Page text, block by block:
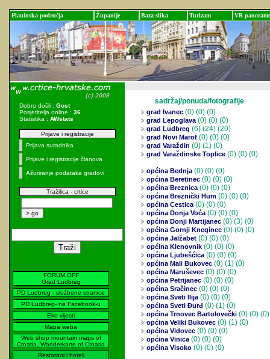
Planinska područja Županije Baza slika Turizam VR panorame
Dobro došli : Gost
Posjetitelja online : 36
Statistika : AWstats
Prijave i registracije
Prijava suradnika
Prijave i registracije članova
Ažuriranje podataka gradovi
Tražilica - crtice
FORUM OFF
Grad Ludbreg
PD Ludbreg - službene stranice
PD Ludbreg- na Facebook-u
Eko vijesti
Mapa weba
Web shop mountain maps of
Croatia, Wanderkarte of Croatia
Restorani i hoteli
sadržaj/ponuda/fotografije
grad Ivanec (0) (0) (0)
grad Lepoglava(0) (0) (0)
grad Ludbreg (6) (24) (20)
grad Novi Marof (0) (0) (0)
grad Varaždin (0) (1) (0)
grad Varaždinske Toplice (0) (0) (0)
općina Bednja(0) (0) (0)
općina Beretinec (0) (0) (0)
općina Breznica(0) (0) (0)
općina Breznički Hum (0) (0) (0)
općina Cestica(0) (0) (0)
općina Donja Voća(0) (0) (0)
općina Donji Martijanec (0) (3) (0)
općina Gornji Kneginec (0) (0) (0)
općina Jalžabet (0) (0) (0)
općina Klenovnik (0) (0) (0)
općina Ljubešćica(0) (0) (0)
općina Mali Bukovec (0) (1) (0)
općina Maruševec (0) (0) (0)
općina Petrijanec (0) (0) (0)
općina Sračinec (0) (0) (0)
općina Sveti Ilija(0) (0) (0)
općina Sveti Đurđ (0) (1) (0)
općina Trnovec Bartolovečki (0) (0) (0)
općina Veliki Bukovec (0) (1) (0)
općina Vidovec (0) (0) (0)
općina Vinica(0) (0) (0)
općina Visoko (0) (0) (0)